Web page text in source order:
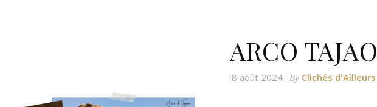
ARCO TAJAO
8 août 2024 By Clichés d'Ailleurs